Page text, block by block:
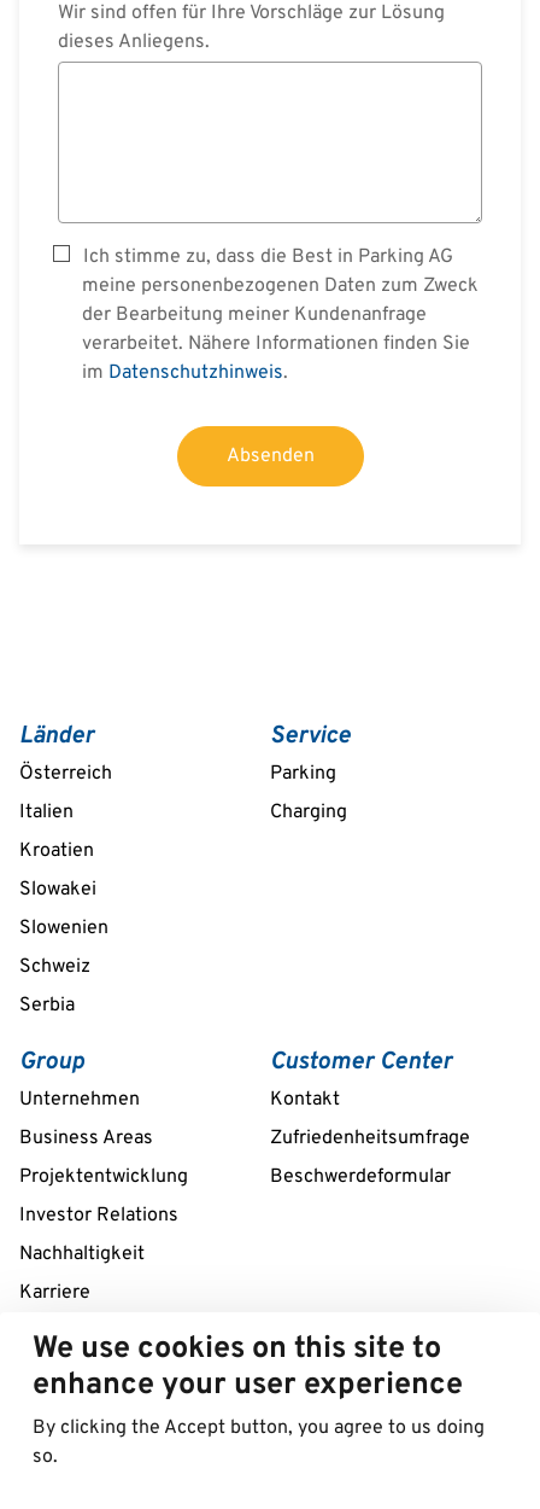
Wir sind offen für Ihre Vorschläge zur Lösung
dieses Anliegens.
Ich stimme zu, dass die Best in Parking AG
meine personenbezogenen Daten zum Zweck
der Bearbeitung meiner Kundenanfrage
verarbeitet. Nähere Informationen finden Sie
im Datenschutzhinweis.
Absenden
Länder
Österreich
Italien
Kroatien
Slowakei
Slowenien
Schweiz
Serbia
Service
Parking
Charging
Group
Unternehmen
Business Areas
Projektentwicklung
Investor Relations
Nachhaltigkeit
Karriere
Customer Center
Kontakt
Zufriedenheitsumfrage
Beschwerdeformular
Remote assistance service 24/7
+39 02 58307211
We use cookies on this site to
enhance your user experience
By clicking the Accept button, you agree to us doing
so.